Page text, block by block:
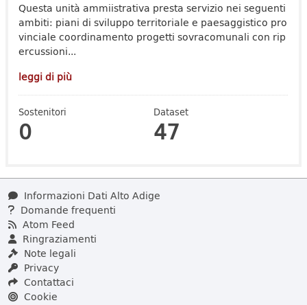
Questa unità ammiistrativa presta servizio nei seguenti
ambiti: piani di sviluppo territoriale e paesaggistico pro
vinciale coordinamento progetti sovracomunali con rip
ercussioni...
leggi di più
Sostenitori
0
Dataset
47
Informazioni Dati Alto Adige
Domande frequenti
Atom Feed
Ringraziamenti
Note legali
Privacy
Contattaci
Cookie